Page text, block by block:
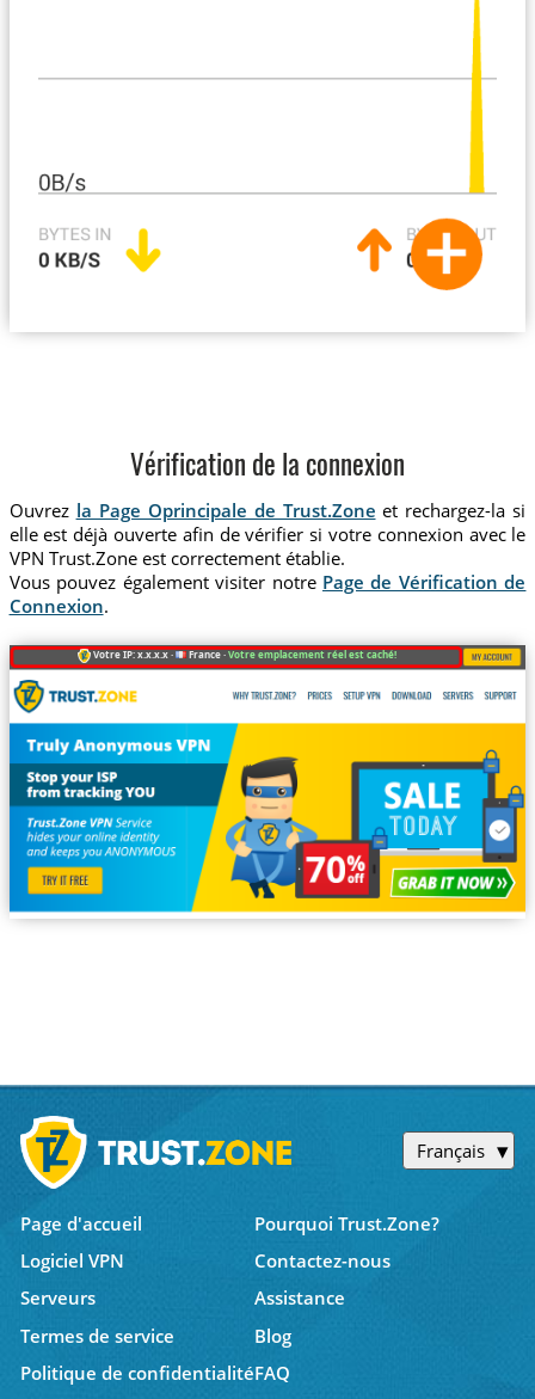
Vérification de la connexion
Ouvrez la Page Oprincipale de Trust.Zone et rechargez-la si
elle est déjà ouverte afin de vérifier si votre connexion avec le
VPN Trust.Zone est correctement établie.
Vous pouvez également visiter notre Page de Vérification de
Connexion.
Votre IP: x.x.x.x · France ·Votre emplacement réel est caché!
Français
Page d'accueil
Pourquoi Trust.Zone?
Logiciel VPN
Contactez-nous
Serveurs
Assistance
Termes de service
Blog
Politique de confidentialitéFAQ